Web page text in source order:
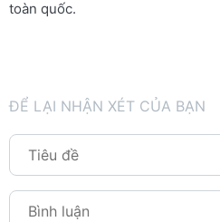
toàn quốc.
ĐỂ LẠI NHẬN XÉT CỦA BẠN